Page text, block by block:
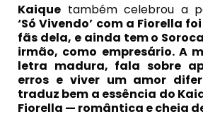
Kaique também celebrou a
‘Só Vivendo’ com a Fiorella
fãs dela, e ainda tem o
irmão, como empresário. A
letra madura, fala sobre
erros e viver um amor
traduz bem a essência do
Fiorella — romântica e cheia